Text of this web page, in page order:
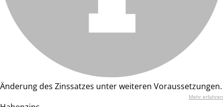
Änderung des Zinssatzes unter weiteren Voraussetzungen.
Mehr erfahren